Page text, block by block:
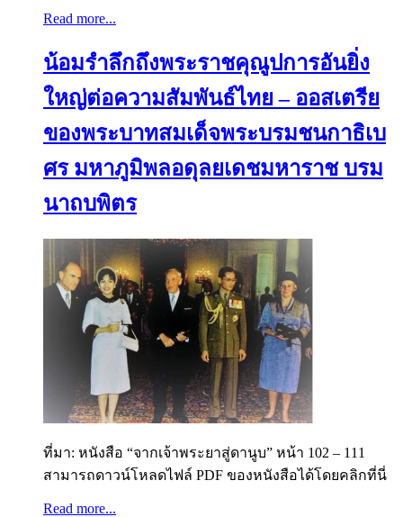
Read more...
น้อมรำลึกถึงพระราชคุณูปการอันยิ่ง
ใหญ่ต่อความสัมพันธ์ไทย – ออสเตรีย
ของพระบาทสมเด็จพระบรมชนกาธิเบ
ศร มหาภูมิพลอดุลยเดชมหาราช บรม
นาถบพิตร
ที่มา: หนังสือ “จากเจ้าพระยาสู่ดานูบ” หน้า 102 – 111
สามารถดาวน์โหลดไฟล์ PDF ของหนังสือได้โดยคลิกที่นี่
Read more...